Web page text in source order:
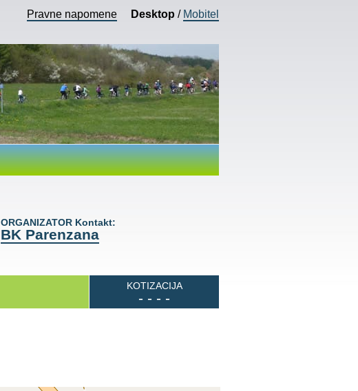
Pravne napomene Desktop / Mobitel
ORGANIZATOR Kontakt:
BK Parenzana
KOTIZACIJA
- - - -